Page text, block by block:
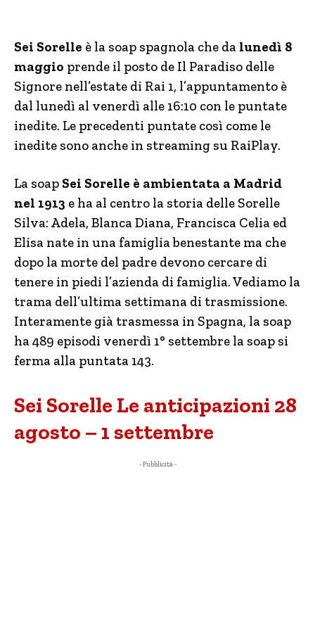
Sei Sorelle è la soap spagnola che da lunedì 8
maggio prende il posto de Il Paradiso delle
Signore nell’estate di Rai 1, l’appuntamento è
dal lunedì al venerdì alle 16:10 con le puntate
inedite. Le precedenti puntate così come le
inedite sono anche in streaming su RaiPlay.
La soap Sei Sorelle è ambientata a Madrid
nel 1913 e ha al centro la storia delle Sorelle
Silva: Adela, Blanca Diana, Francisca Celia ed
Elisa nate in una famiglia benestante ma che
dopo la morte del padre devono cercare di
tenere in piedi l’azienda di famiglia. Vediamo la
trama dell’ultima settimana di trasmissione.
Interamente già trasmessa in Spagna, la soap
ha 489 episodi venerdì 1° settembre la soap si
ferma alla puntata 143.
Sei Sorelle Le anticipazioni 28
agosto – 1 settembre
- Pubblicità -